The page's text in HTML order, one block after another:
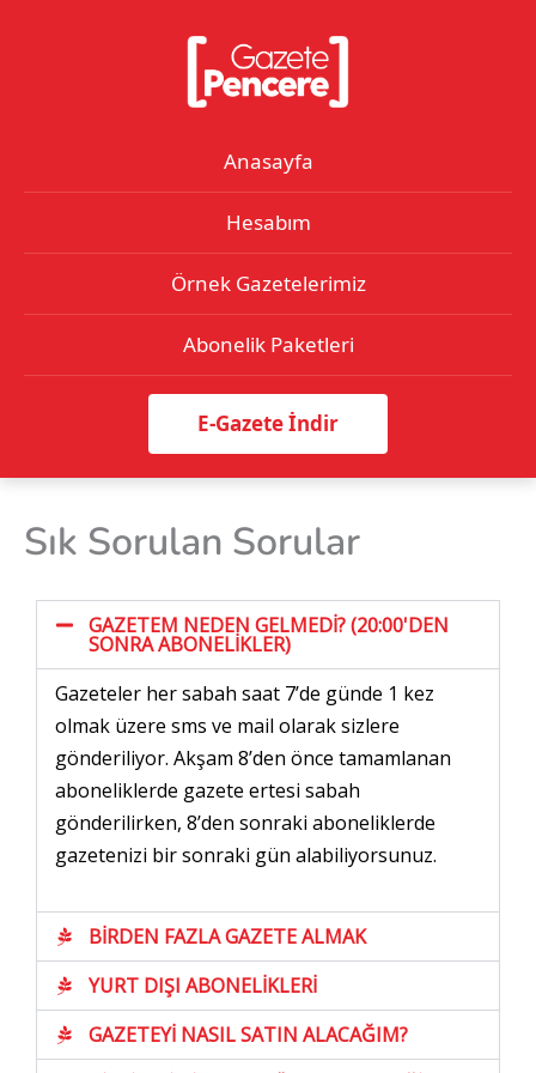
Anasayfa
Hesabım
Örnek Gazetelerimiz
Abonelik Paketleri
E-Gazete İndir
Sık Sorulan Sorular
GAZETEM NEDEN GELMEDİ? (20:00'DEN
SONRA ABONELİKLER)
Gazeteler her sabah saat 7’de günde 1 kez
olmak üzere sms ve mail olarak sizlere
gönderiliyor. Akşam 8’den önce tamamlanan
aboneliklerde gazete ertesi sabah
gönderilirken, 8’den sonraki aboneliklerde
gazetenizi bir sonraki gün alabiliyorsunuz.
BİRDEN FAZLA GAZETE ALMAK
YURT DIŞI ABONELİKLERİ
GAZETEYİ NASIL SATIN ALACAĞIM?